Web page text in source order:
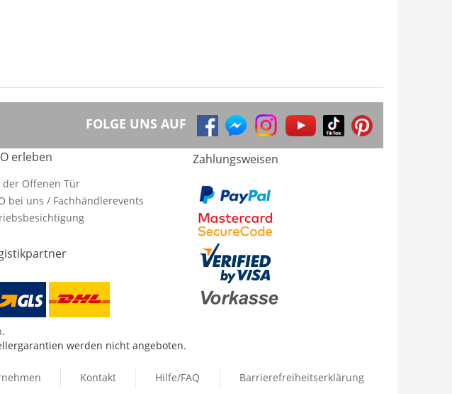
FOLGE UNS AUF
erleben
der Offenen Tür
bei uns / Fachhändlerevents
Zahlungsweisen
.
werden nicht angeboten.
Kontakt Hilfe/FAQ Barrierefreiheitserklärung